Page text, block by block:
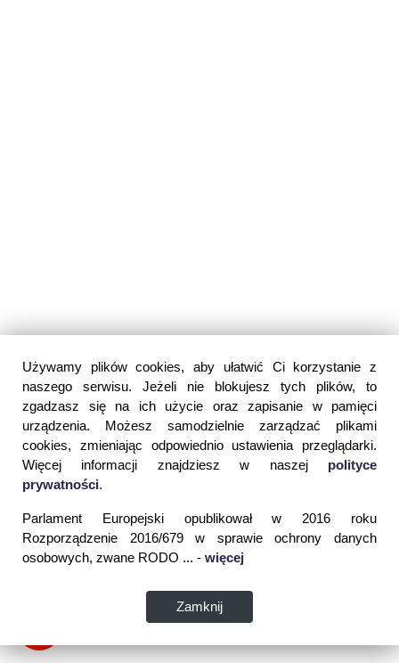
Używamy plików cookies, aby ułatwić Ci korzystanie z
naszego serwisu. Jeżeli nie blokujesz tych plików, to
zgadzasz się na ich użycie oraz zapisanie w pamięci
urządzenia. Możesz samodzielnie zarządzać plikami
cookies, zmieniając odpowiednio ustawienia przeglądarki.
Więcej informacji znajdziesz w naszej polityce
prywatności.
Parlament Europejski opublikował w 2016 roku
Rozporządzenie 2016/679 w sprawie ochrony danych
osobowych, zwane RODO ... - więcej
Zamknij